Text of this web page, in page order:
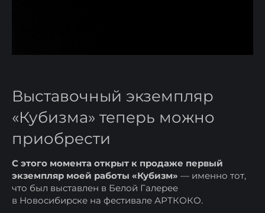
Выставочный экземпляр
«Кубизма» теперь можно
приобрести
С этого момента открыт к продаже первый
экземпляр моей работы «Кубизм» — именно тот,
что был выставлен в Белой Галерее
в Новосибирске на фестивале АРТКОКО.